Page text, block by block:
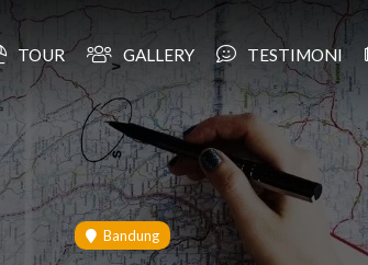
TOUR GALLERY TESTIMONI
Bandung